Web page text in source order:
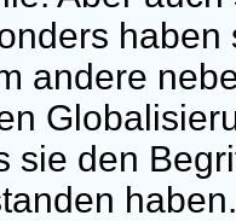
andere
sie den
haben.